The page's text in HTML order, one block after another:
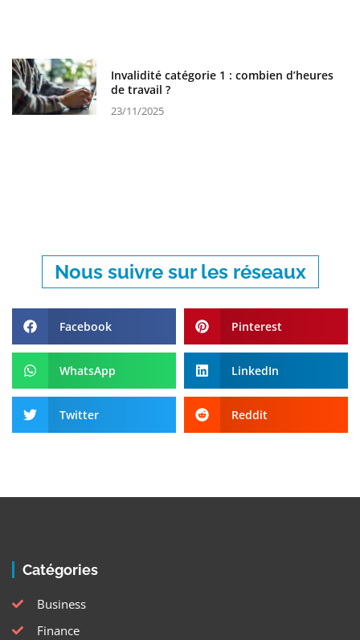
Invalidité catégorie 1 : combien d’heures
de travail ?
23/11/2025
Nous suivre sur les réseaux
Facebook Pinterest
WhatsApp LinkedIn
Twitter Reddit
Catégories
Business
Finance